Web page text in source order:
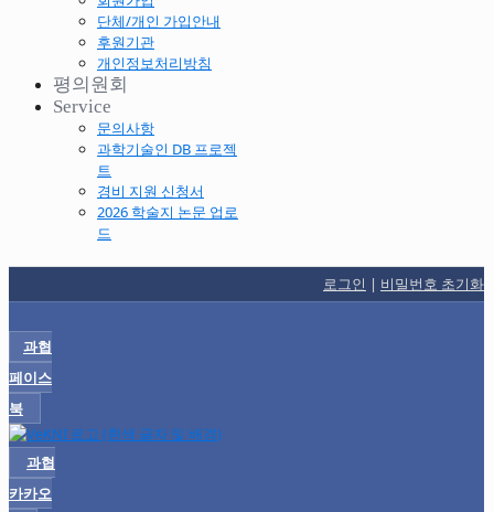
단체/개인 가입안내
후원기관
개인정보처리방침
평의원회
Service
문의사항
과학기술인 DB 프로젝
트
경비 지원 신청서
2026 학술지 논문 업로
드
로그인 | 비밀번호 초기화
과협
페이스
북
과협
카카오